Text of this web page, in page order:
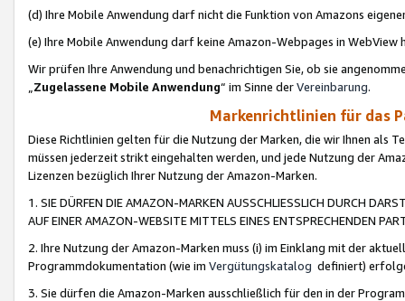
(d) Ihre Mobile Anwendung darf nicht die Funktion von Amazons
(e) Ihre Mobile Anwendung darf keine Amazon-Webpages in WebView
Wir prüfen Ihre Anwendung und benachrichtigen Sie, ob sie
„Zugelassene Mobile Anwendung“ im Sinne derVereinbarung.
Markenrichtlinien für das
Diese Richtlinien gelten für die Nutzung der Marken, die wir Ihnen als
müssen jederzeit strikt eingehalten werden, und jede Nutzung der
Lizenzen bezüglich Ihrer Nutzung der Amazon-Marken.
1. SIE DÜRFEN DIE AMAZON-MARKEN AUSSCHLIESSLICH DURCH
AUF EINER AMAZON-WEBSITE MITTELS EINES ENTSPRECHENDEN
2. Ihre Nutzung der Amazon-Marken muss (i) im Einklang mit der
Programmdokumentation (wie im Vergütungskatalog definiert)
3. Sie dürfen die Amazon-Marken ausschließlich für den in der